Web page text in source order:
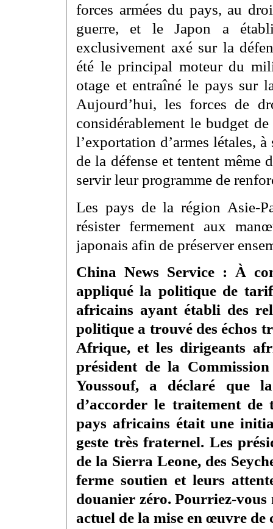
forces armées du pays, au
guerre, et le Japon a
exclusivement axé sur la
été le principal moteur du
otage et entraîné le pays sur
Aujourd’hui, les forces de
considérablement le budget
l’exportation d’armes létales,
de la défense et tentent même
servir leur programme de
Les pays de la région Asie-
résister fermement aux
japonais afin de préserver
China News Service : À
appliqué la politique de
africains ayant établi des
politique a trouvé des échos
Afrique, et les dirigeants
président de la
Youssouf, a déclaré que
d’accorder le traitement
pays africains était une
geste très fraternel. Les
de la Sierra Leone, des
ferme soutien et leurs
douanier zéro. Pourriez-vous
actuel de la mise en œuvre de